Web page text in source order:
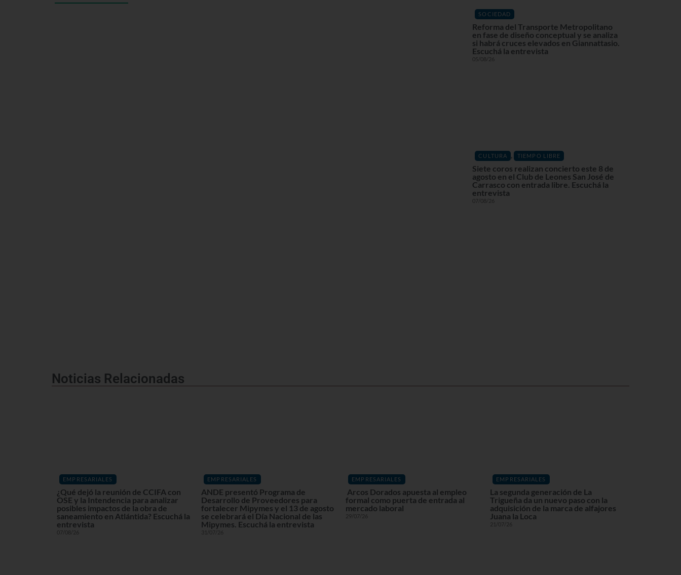
SOCIEDAD
Reforma del Transporte Metropolitano
en fase de diseño conceptual y se analiza
si habrá cruces elevados en Giannattasio.
Escuchá la entrevista
05/08/26
CULTURA , TIEMPO LIBRE
Siete coros realizan concierto este 8 de
agosto en el Club de Leones San José de
Carrasco con entrada libre. Escuchá la
entrevista
07/08/26
Noticias Relacionadas
EMPRESARIALES
¿Qué dejó la reunión de CCIFA con
OSE y la Intendencia para analizar
posibles impactos de la obra de
saneamiento en Atlántida? Escuchá la
entrevista
07/08/26
EMPRESARIALES
ANDE presentó Programa de
Desarrollo de Proveedores para
fortalecer Mipymes y el 13 de agosto
se celebrará el Día Nacional de las
Mipymes. Escuchá la entrevista
31/07/26
EMPRESARIALES
Arcos Dorados apuesta al empleo
formal como puerta de entrada al
mercado laboral
29/07/26
EMPRESARIALES
La segunda generación de La
Trigueña da un nuevo paso con la
adquisición de la marca de alfajores
Juana la Loca
21/07/26